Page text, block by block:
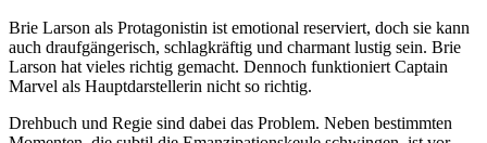
Brie Larson als Protagonistin ist emotional reserviert, doch sie kann
auch draufgängerisch, schlagkräftig und charmant lustig sein. Brie
Larson hat vieles richtig gemacht. Dennoch funktioniert Captain
Marvel als Hauptdarstellerin nicht so richtig.
Drehbuch und Regie sind dabei das Problem. Neben bestimmten